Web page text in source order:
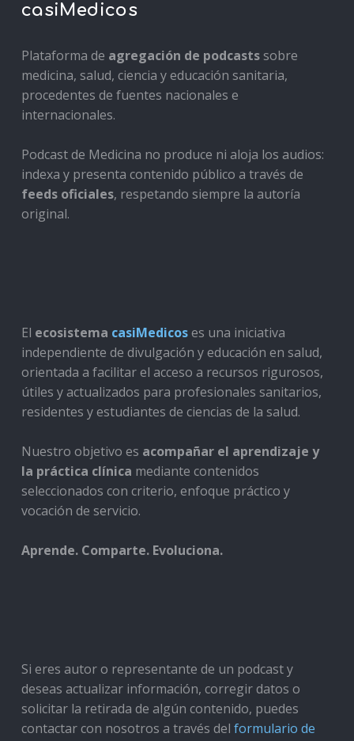
casiMedicos
Plataforma de agregación de podcastssobre
medicina, salud, ciencia y educación sanitaria,
procedentes de fuentes nacionales e
internacionales.
Podcast de Medicina no produce ni aloja los audios:
indexa y presenta contenido público a través de
feeds oficiales, respetando siempre la autoría
original.
El ecosistema casiMedicoses una iniciativa
independiente de divulgación y educación en salud,
orientada a facilitar el acceso a recursos rigurosos,
útiles y actualizados para profesionales sanitarios,
residentes y estudiantes de ciencias de la salud.
Nuestro objetivo es acompañar el aprendizaje y
la práctica clínica mediante contenidos
seleccionados con criterio, enfoque práctico y
vocación de servicio.
Aprende. Comparte. Evoluciona.
Si eres autor o representante de un podcast y
deseas actualizar información, corregir datos o
solicitar la retirada de algún contenido, puedes
contactar con nosotros a través del formulario de